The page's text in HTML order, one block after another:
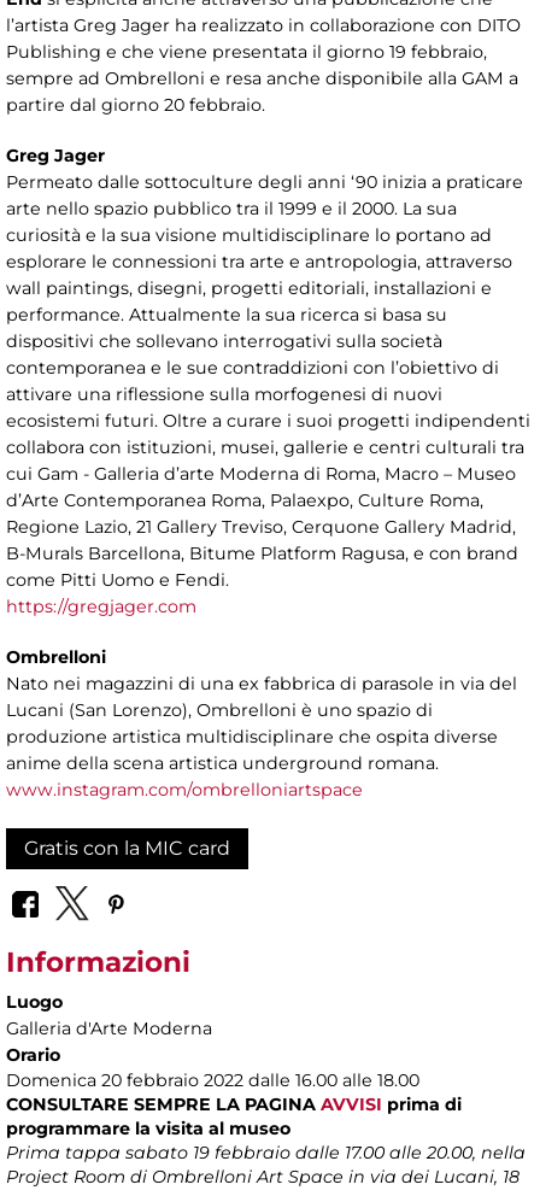
l’artista Greg Jager ha realizzato in collaborazione con DITO
Publishing e che viene presentata il giorno 19 febbraio,
sempre ad Ombrelloni e resa anche disponibile alla GAM a
partire dal giorno 20 febbraio.
Greg Jager
Permeato dalle sottoculture degli anni ‘90 inizia a praticare
arte nello spazio pubblico tra il 1999 e il 2000. La sua
curiosità e la sua visione multidisciplinare lo portano ad
esplorare le connessioni tra arte e antropologia, attraverso
wall paintings, disegni, progetti editoriali, installazioni e
performance. Attualmente la sua ricerca si basa su
dispositivi che sollevano interrogativi sulla società
contemporanea e le sue contraddizioni con l’obiettivo di
attivare una riflessione sulla morfogenesi di nuovi
ecosistemi futuri. Oltre a curare i suoi progetti indipendenti
collabora con istituzioni, musei, gallerie e centri culturali tra
cui Gam - Galleria d’arte Moderna di Roma, Macro – Museo
d’Arte Contemporanea Roma, Palaexpo, Culture Roma,
Regione Lazio, 21 Gallery Treviso, Cerquone Gallery Madrid,
B-Murals Barcellona, Bitume Platform Ragusa, e con brand
come Pitti Uomo e Fendi.
https://gregjager.com
Ombrelloni
Nato nei magazzini di una ex fabbrica di parasole in via del
Lucani (San Lorenzo), Ombrelloni è uno spazio di
produzione artistica multidisciplinare che ospita diverse
anime della scena artistica underground romana.
www.instagram.com/ombrelloniartspace
Gratis con la MIC card
Informazioni
Luogo
Galleria d'Arte Moderna
Orario
Domenica 20 febbraio 2022 dalle 16.00 alle 18.00
CONSULTARE SEMPRE LA PAGINA AVVISI prima di
programmare la visita al museo
Prima tappa sabato 19 febbraio dalle 17.00 alle 20.00, nella
Project Room di Ombrelloni Art Space in via dei Lucani, 18